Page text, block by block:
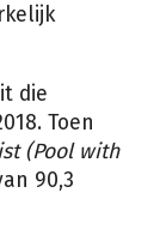
die
Toen
(Pool with
90,3